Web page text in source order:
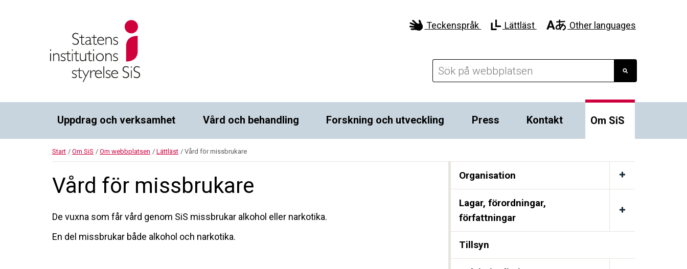
Teckenspråk Lättläst Other languages
Uppdrag och verksamhet Vård och behandling Forskning och utveckling Press Kontakt Om SiS
Start / Om SiS / Om webbplatsen / Lättläst / Vård för missbrukare
Organisation
Lagar, förordningar,
författningar
Tillsyn
Vård för missbrukare
De vuxna som får vård genom SiS missbrukar alkohol eller narkotika.
En del missbrukar både alkohol och narkotika.